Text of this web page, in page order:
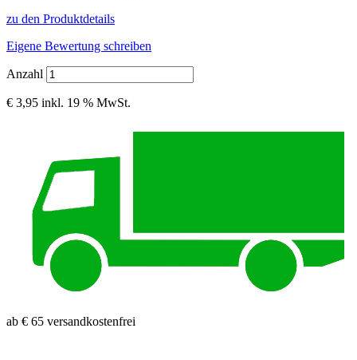
zu den Produktdetails
Eigene Bewertung schreiben
Anzahl
€ 3,95 inkl. 19 % MwSt.
ab € 65 versandkostenfrei